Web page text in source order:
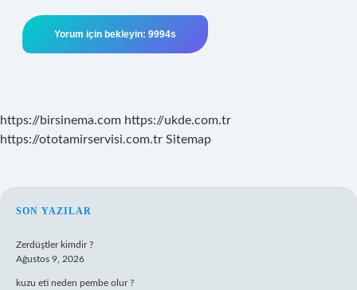
https://birsinema.com https://ukde.com.tr
https://ototamirservisi.com.tr Sitemap
SIDEBAR
SON YAZILAR
Zerdüştler kimdir ?
Ağustos 9, 2026
kuzu eti neden pembe olur ?